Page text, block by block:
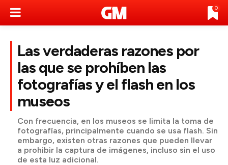
0
Las verdaderas razones por
las que se prohíben las
fotografías y el flash en los
museos
Con frecuencia, en los museos se limita la toma de
fotografías, principalmente cuando se usa flash. Sin
embargo, existen otras razones que pueden llevar
a prohibir la captura de imágenes, incluso sin el uso
de esta luz adicional.